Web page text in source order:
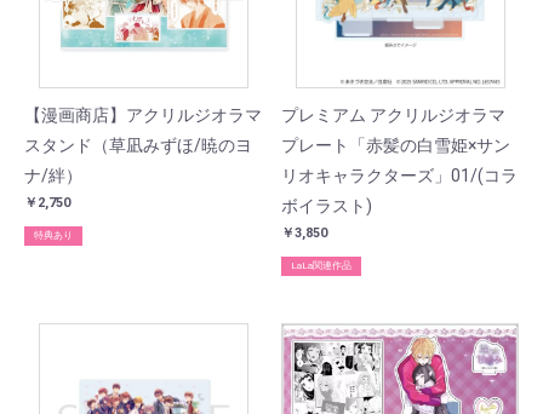
【漫画商店】アクリルジオラマ
スタンド（草凪みずほ/暁のヨ
ナ/絆）
￥2,750
特典あり
プレミアム アクリルジオラマ
プレート「赤髪の白雪姫×サン
リオキャラクターズ」01/(コラ
ボイラスト)
￥3,850
LaLa関連作品